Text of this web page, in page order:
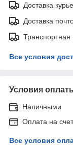
Доставка
Доставка
Транспортная
Все условия
Условия
Наличными
Оплата на
Все условия